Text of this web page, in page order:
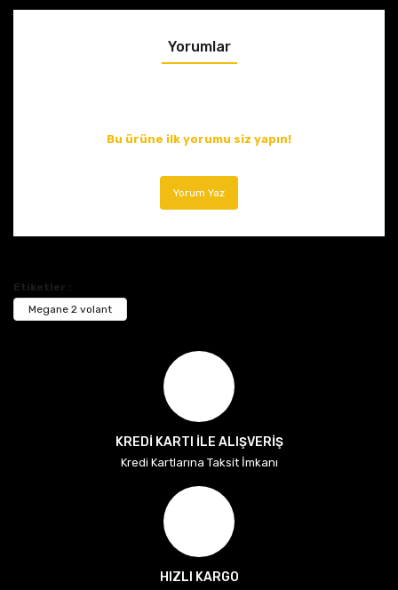
Yorumlar
Bu ürüne ilk yorumu siz yapın!
Yorum Yaz
Etiketler :
Megane 2 volant
KREDİ KARTI İLE ALIŞVERİŞ
Kredi Kartlarına Taksit İmkanı
HIZLI KARGO